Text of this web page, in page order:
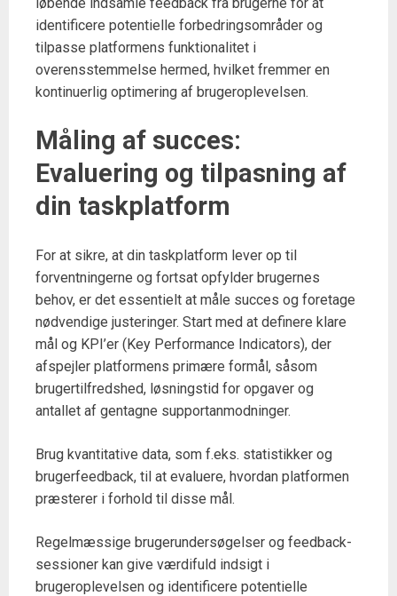
identificere potentielle forbedringsområder og
tilpasse platformens funktionalitet i
overensstemmelse hermed, hvilket fremmer en
kontinuerlig optimering af brugeroplevelsen.
Måling af succes:
Evaluering og tilpasning af
din taskplatform
For at sikre, at din taskplatform lever op til
forventningerne og fortsat opfylder brugernes
behov, er det essentielt at måle succes og foretage
nødvendige justeringer. Start med at definere klare
mål og KPI’er (Key Performance Indicators), der
afspejler platformens primære formål, såsom
brugertilfredshed, løsningstid for opgaver og
antallet af gentagne supportanmodninger.
Brug kvantitative data, som f.eks. statistikker og
brugerfeedback, til at evaluere, hvordan platformen
præsterer i forhold til disse mål.
Regelmæssige brugerundersøgelser og feedback-
sessioner kan give værdifuld indsigt i
brugeroplevelsen og identificere potentielle